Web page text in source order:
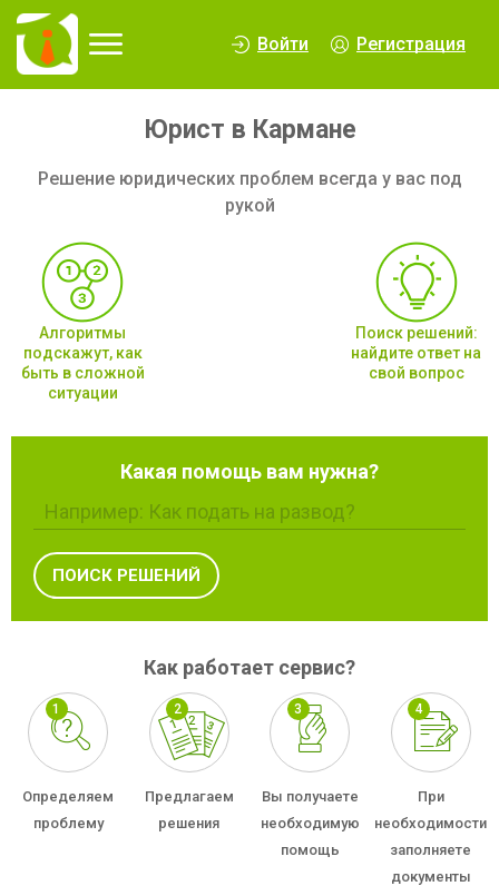
Войти Регистрация
Юрист в Кармане
Решение юридических проблем всегда у вас под
рукой
Алгоритмы
подскажут, как
быть в сложной
ситуации
Поиск решений:
найдите ответ на
свой вопрос
Какая помощь вам нужна?
Как работает сервис?
Определяем
проблему
Предлагаем
решения
Вы получаете
необходимую
помощь
При
необходимости
заполняете
документы